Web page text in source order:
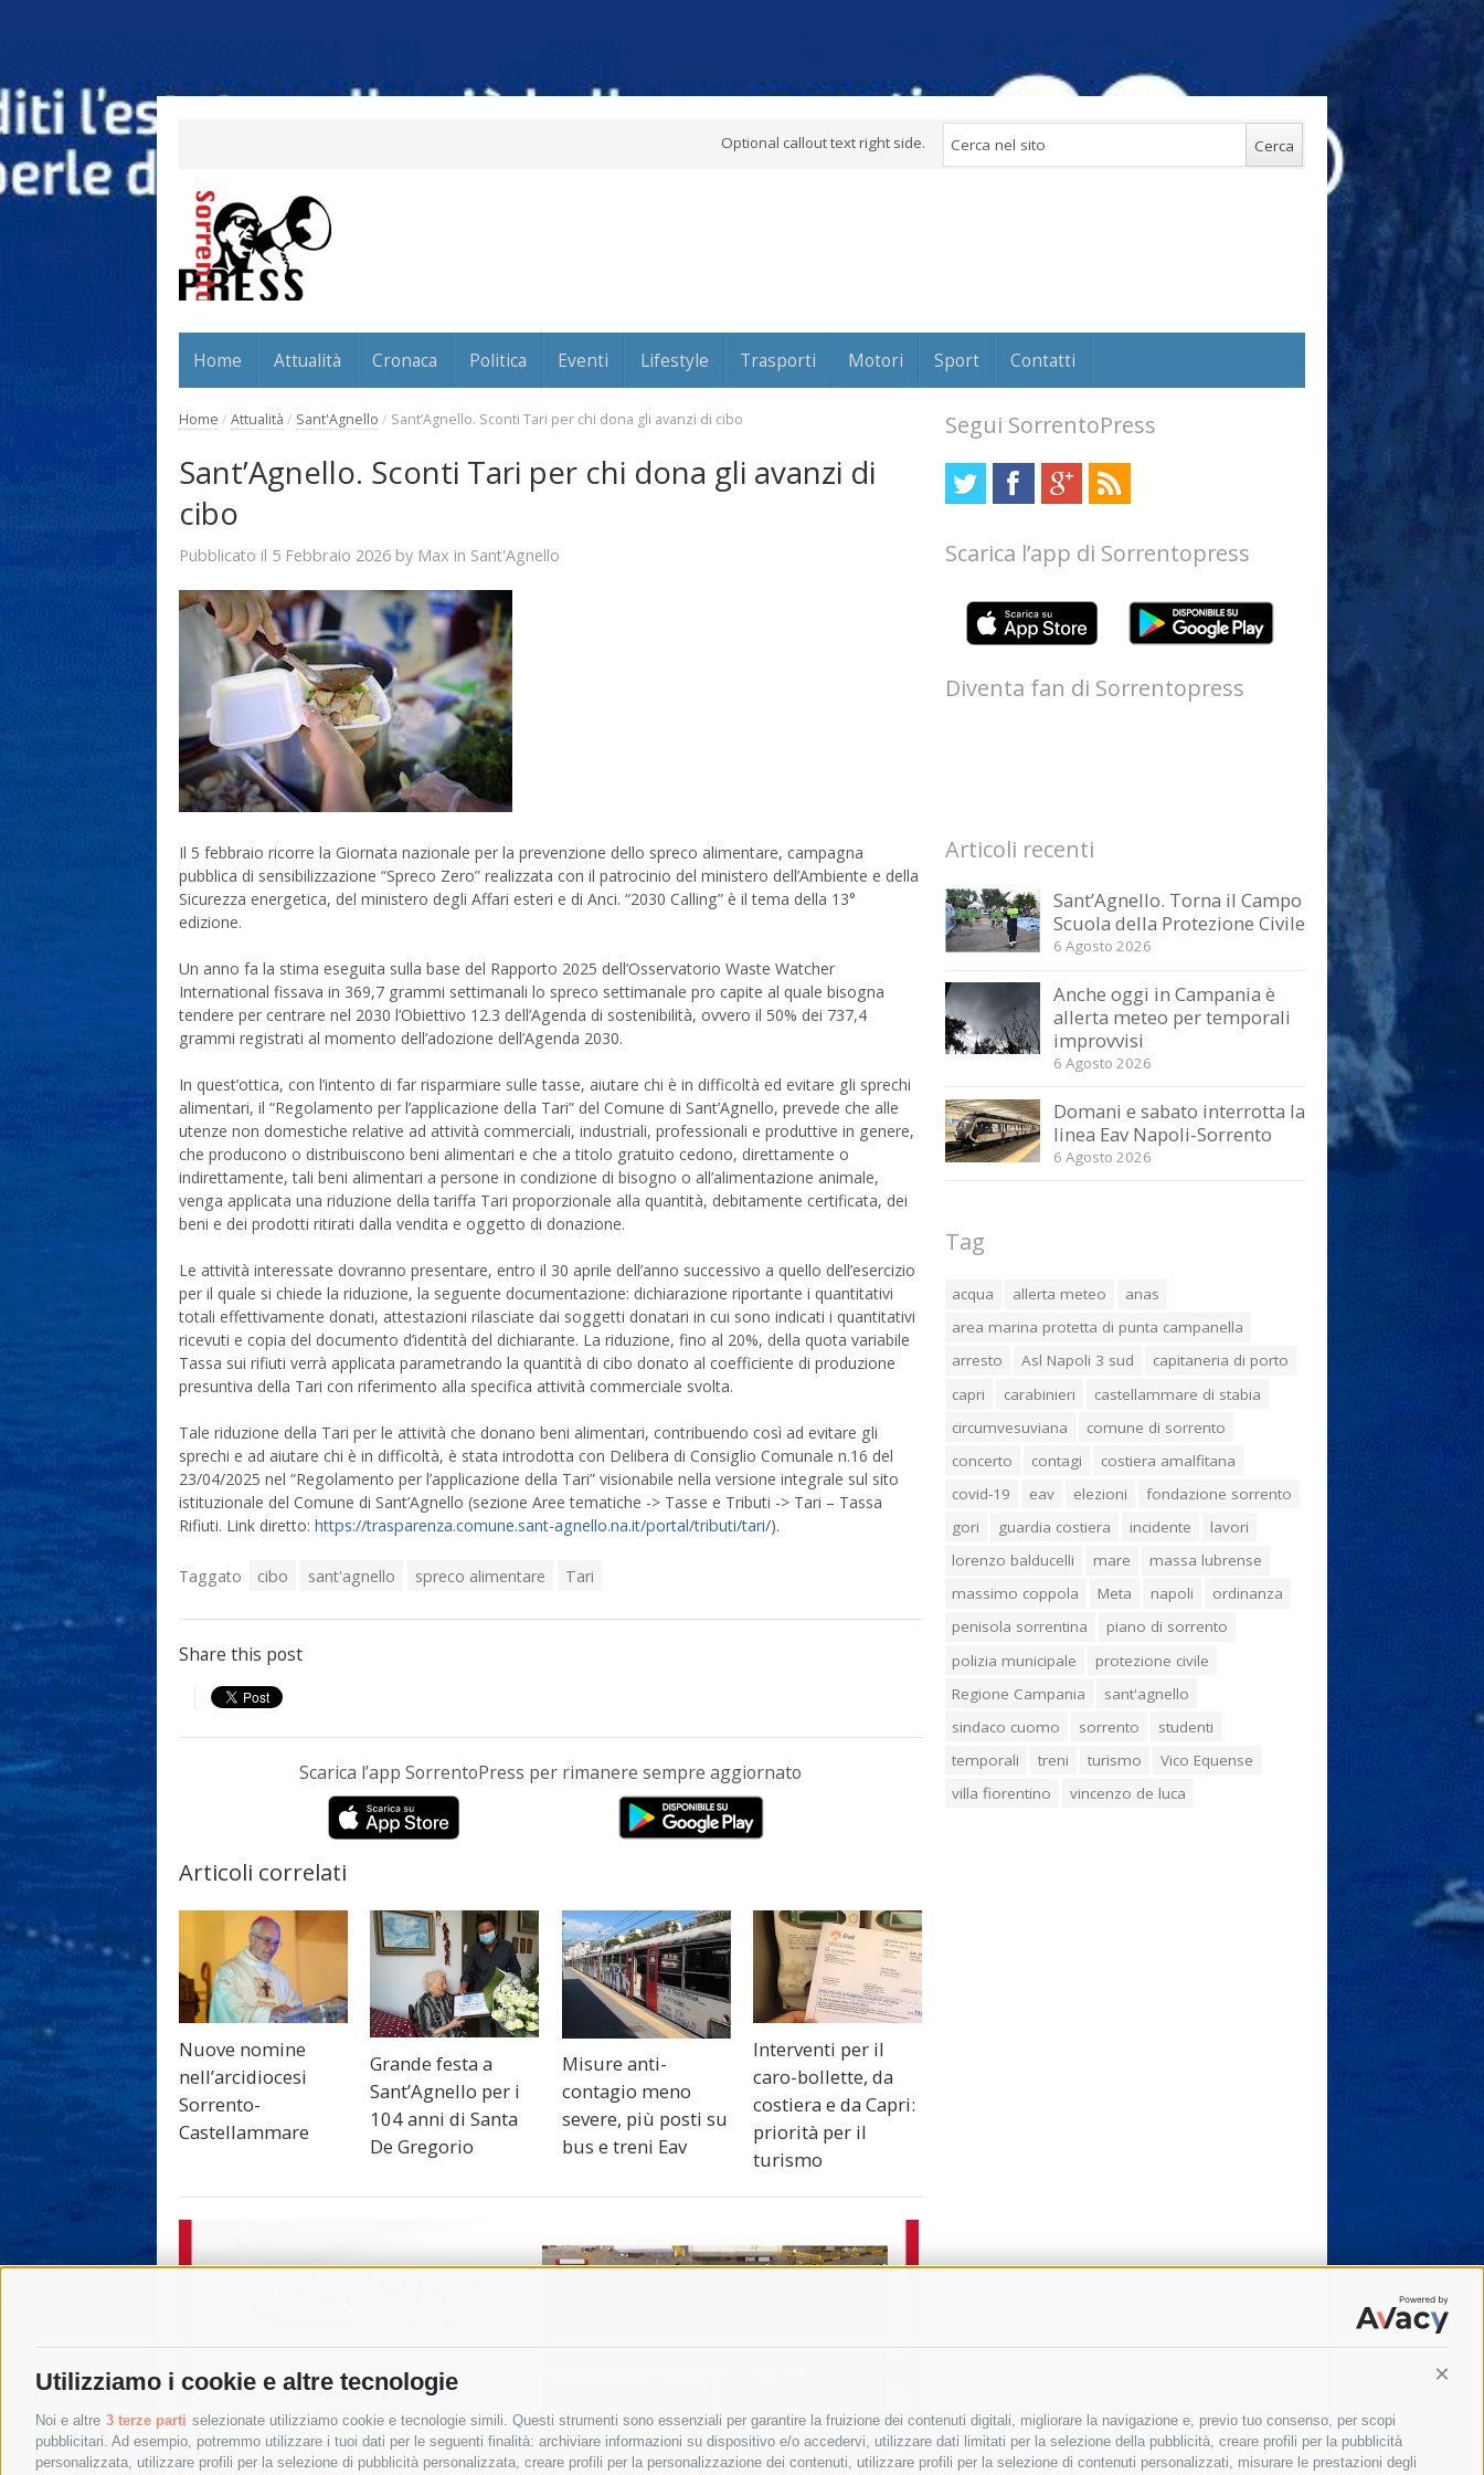
Utilizziamo i cookie e altre tecnologie
Noi e altre 3 terze parti selezionate utilizziamo cookie e tecnologie simili. Questi strumenti sono essenziali per garantire la fruizione dei contenuti digitali, migliorare la navigazione e, previo tuo consenso, per scopi
pubblicitari. Ad esempio, potremmo utilizzare i tuoi dati per le seguenti finalità: archiviare informazioni su dispositivo e/o accedervi, utilizzare dati limitati per la selezione della pubblicità, creare profili per la pubblicità
personalizzata, utilizzare profili per la selezione di pubblicità personalizzata, creare profili per la personalizzazione dei contenuti, utilizzare profili per la selezione di contenuti personalizzati, misurare le prestazioni degli
Optional callout text right side.
Home Attualità Cronaca Politica Eventi Lifestyle Trasporti Motori Sport Contatti
Home / Attualità / Sant'Agnello / Sant’Agnello. Sconti Tari per chi dona gli avanzi di cibo
Sant’Agnello. Sconti Tari per chi dona gli avanzi di
cibo
Pubblicato il 5 Febbraio 2026 by Max in Sant'Agnello
Il 5 febbraio ricorre la Giornata nazionale per la prevenzione dello spreco alimentare, campagna
pubblica di sensibilizzazione “Spreco Zero” realizzata con il patrocinio del ministero dell’Ambiente e della
Sicurezza energetica, del ministero degli Affari esteri e di Anci. “2030 Calling” è il tema della 13°
edizione.
Un anno fa la stima eseguita sulla base del Rapporto 2025 dell’Osservatorio Waste Watcher
International fissava in 369,7 grammi settimanali lo spreco settimanale pro capite al quale bisogna
tendere per centrare nel 2030 l’Obiettivo 12.3 dell’Agenda di sostenibilità, ovvero il 50% dei 737,4
grammi registrati al momento dell’adozione dell’Agenda 2030.
In quest’ottica, con l’intento di far risparmiare sulle tasse, aiutare chi è in difficoltà ed evitare gli sprechi
alimentari, il “Regolamento per l’applicazione della Tari” del Comune di Sant’Agnello, prevede che alle
utenze non domestiche relative ad attività commerciali, industriali, professionali e produttive in genere,
che producono o distribuiscono beni alimentari e che a titolo gratuito cedono, direttamente o
indirettamente, tali beni alimentari a persone in condizione di bisogno o all’alimentazione animale,
venga applicata una riduzione della tariffa Tari proporzionale alla quantità, debitamente certificata, dei
beni e dei prodotti ritirati dalla vendita e oggetto di donazione.
Le attività interessate dovranno presentare, entro il 30 aprile dell’anno successivo a quello dell’esercizio
per il quale si chiede la riduzione, la seguente documentazione: dichiarazione riportante i quantitativi
totali effettivamente donati, attestazioni rilasciate dai soggetti donatari in cui sono indicati i quantitativi
ricevuti e copia del documento d’identità del dichiarante. La riduzione, fino al 20%, della quota variabile
Tassa sui rifiuti verrà applicata parametrando la quantità di cibo donato al coefficiente di produzione
presuntiva della Tari con riferimento alla specifica attività commerciale svolta.
Tale riduzione della Tari per le attività che donano beni alimentari, contribuendo così ad evitare gli
sprechi e ad aiutare chi è in difficoltà, è stata introdotta con Delibera di Consiglio Comunale n.16 del
23/04/2025 nel “Regolamento per l’applicazione della Tari” visionabile nella versione integrale sul sito
istituzionale del Comune di Sant’Agnello (sezione Aree tematiche -> Tasse e Tributi -> Tari – Tassa
Rifiuti. Link diretto: https://trasparenza.comune.sant-agnello.na.it/portal/tributi/tari/).
Taggato cibo sant'agnello spreco alimentare Tari
Share this post
Scarica l’app SorrentoPress per rimanere sempre aggiornato
Articoli correlati
Nuove nomine
nell’arcidiocesi
Sorrento-
Castellammare
Grande festa a
Sant’Agnello per i
104 anni di Santa
De Gregorio
Misure anti-
contagio meno
severe, più posti su
bus e treni Eav
Interventi per il
caro-bollette, da
costiera e da Capri:
priorità per il
turismo
Segui SorrentoPress
Scarica l’app di Sorrentopress
Diventa fan di Sorrentopress
Articoli recenti
Sant’Agnello. Torna il Campo
Scuola della Protezione Civile
6 Agosto 2026
Anche oggi in Campania è
allerta meteo per temporali
improvvisi
6 Agosto 2026
Domani e sabato interrotta la
linea Eav Napoli-Sorrento
6 Agosto 2026
Tag
acqua allerta meteo
anas
area marina protetta di punta campanella
arresto
Asl Napoli 3 sud
capitaneria di porto
capri
carabinieri
castellammare di stabia
circumvesuviana
comune di sorrento
concerto
contagi
costiera amalfitana
covid-19
eav elezioni
fondazione sorrento
gori
guardia costiera incidente
lavori
lorenzo balducelli
mare
massa lubrense
massimo coppola
Meta napoli
ordinanza
penisola sorrentina
piano di sorrento
polizia municipale
protezione civile
Regione Campania
sant'agnello
sindaco cuomo
sorrento
studenti
temporali
treni turismo
Vico Equense
villa fiorentino
vincenzo de luca